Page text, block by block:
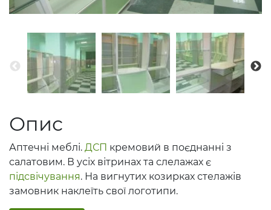
Опис
Аптечні меблі. ДСП кремовий в поєднанні з
салатовим. В усіх вітринах та слелажах є
підсвічування. На вигнутих козирках стелажів
замовник наклеїть свої логотипи.